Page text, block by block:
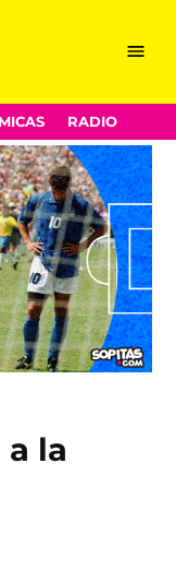
Menu
RADIO
la